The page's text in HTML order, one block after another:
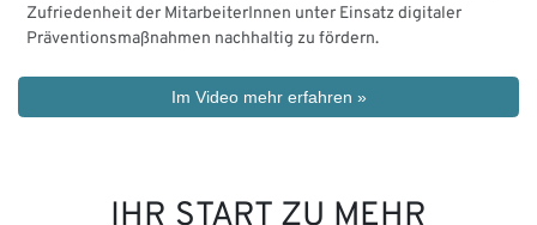
Zufriedenheit der MitarbeiterInnen unter Einsatz digitaler
Präventionsmaßnahmen nachhaltig zu fördern.
Im Video mehr erfahren »
IHR START ZU MEHR